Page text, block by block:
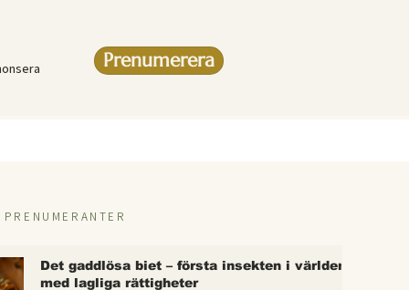
Prenumerera
Det gaddlösa biet – första insekten i världen
med lagliga rättigheter